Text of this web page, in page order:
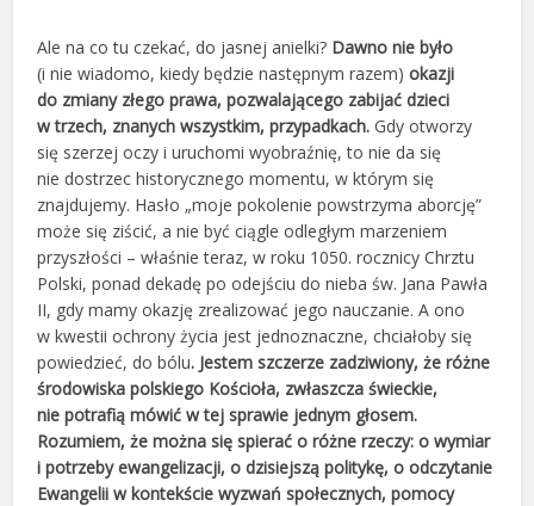
Ale na co tu czekać, do jasnej anielki? Dawno nie było
(i nie wiadomo, kiedy będzie następnym razem)okazji
do zmiany złego prawa, pozwalającego zabijać dzieci
w trzech, znanych wszystkim, przypadkach. Gdy otworzy
się szerzej oczy i uruchomi wyobraźnię, to nie da się
nie dostrzec historycznego momentu, w którym się
znajdujemy. Hasło „moje pokolenie powstrzyma aborcję”
może się ziścić, a nie być ciągle odległym marzeniem
przyszłości – właśnie teraz, w roku 1050. rocznicy Chrztu
Polski, ponad dekadę po odejściu do nieba św. Jana Pawła
II, gdy mamy okazję zrealizować jego nauczanie. A ono
w kwestii ochrony życia jest jednoznaczne, chciałoby się
powiedzieć, do bólu. Jestem szczerze zadziwiony, że różne
środowiska polskiego Kościoła, zwłaszcza świeckie,
nie potrafią mówić w tej sprawie jednym głosem.
Rozumiem, że można się spierać o różne rzeczy: o wymiar
i potrzeby ewangelizacji, o dzisiejszą politykę, o odczytanie
Ewangelii w kontekście wyzwań społecznych, pomocy